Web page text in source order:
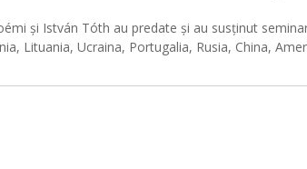
și István Tóth au predate și au susținut
Lituania, Ucraina, Portugalia, Rusia, China,